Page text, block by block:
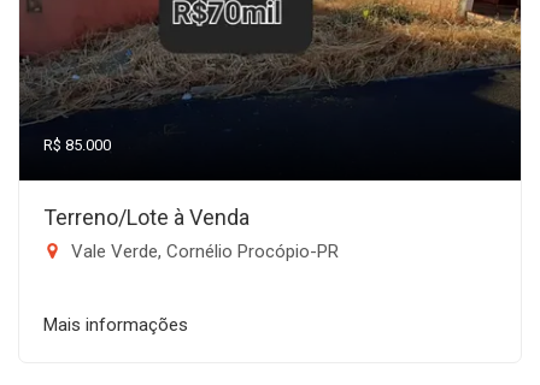
R$ 85.000
Terreno/Lote à Venda
Vale Verde, Cornélio Procópio-PR
Mais informações